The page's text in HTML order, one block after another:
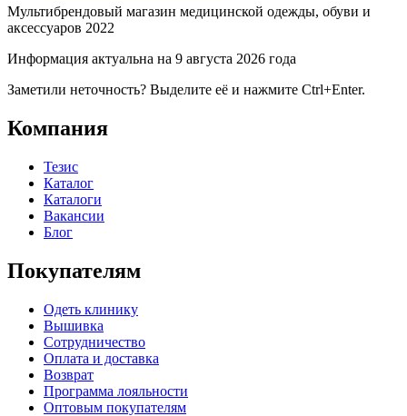
Мультибрендовый магазин медицинской одежды, обуви и
аксессуаров 2022
Информация актуальна на 9 августа 2026 года
Заметили неточность? Выделите её и нажмите Ctrl+Enter.
Компания
Тезис
Каталог
Каталоги
Вакансии
Блог
Покупателям
Одеть клинику
Вышивка
Сотрудничество
Оплата и доставка
Возврат
Программа лояльности
Оптовым покупателям